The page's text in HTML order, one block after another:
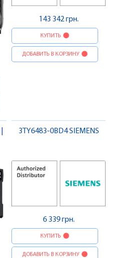
143 342 грн.
КУПИТЬ
ДОБАВИТЬ В КОРЗИНУ
3TY6483-0BD4 SIEMENS
6 339 грн.
КУПИТЬ
ДОБАВИТЬ В КОРЗИНУ